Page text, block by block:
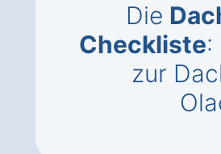
Die
Checkliste:
zur